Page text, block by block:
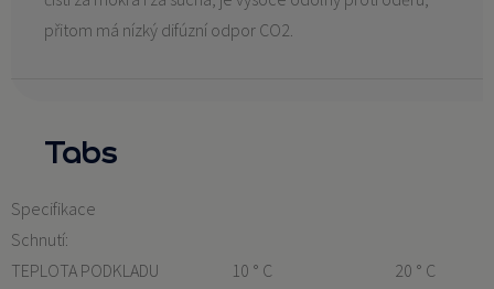
přitom má nízký difúzní odpor CO2.
Tabs
Specifikace
Schnutí:
TEPLOTA PODKLADU 10 ° C 20 ° C